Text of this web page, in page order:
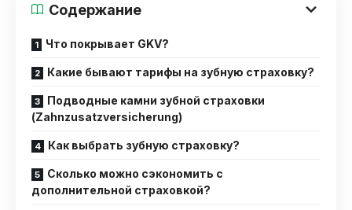
Содержание
Что покрывает GKV?
Какие бывают тарифы на зубную страховку?
Подводные камни зубной страховки
(Zahnzusatzversicherung)
Как выбрать зубную страховку?
Сколько можно сэкономить с
дополнительной страховкой?